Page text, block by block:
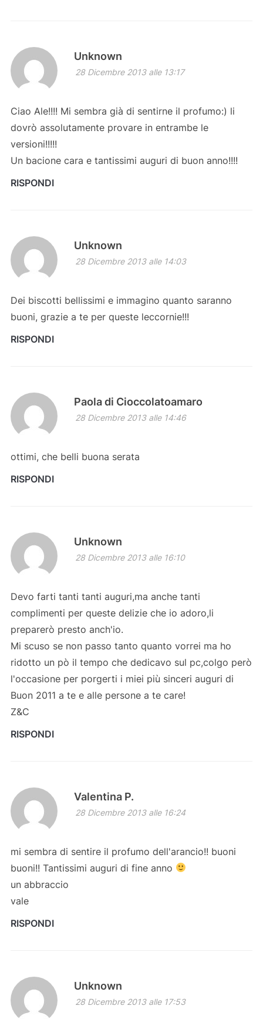
Unknown
28 Dicembre 2013 alle 13:17
Ciao Ale!!!! Mi sembra già di sentirne il profumo:) li
dovrò assolutamente provare in entrambe le
versioni!!!!!
Un bacione cara e tantissimi auguri di buon anno!!!!
RISPONDI
Unknown
28 Dicembre 2013 alle 14:03
Dei biscotti bellissimi e immagino quanto saranno
buoni, grazie a te per queste leccornie!!!
RISPONDI
Paola di Cioccolatoamaro
28 Dicembre 2013 alle 14:46
ottimi, che belli buona serata
RISPONDI
Unknown
28 Dicembre 2013 alle 16:10
Devo farti tanti tanti auguri,ma anche tanti
complimenti per queste delizie che io adoro,li
preparerò presto anch'io.
Mi scuso se non passo tanto quanto vorrei ma ho
ridotto un pò il tempo che dedicavo sul pc,colgo però
l'occasione per porgerti i miei più sinceri auguri di
Buon 2011 a te e alle persone a te care!
Z&C
RISPONDI
Valentina P.
28 Dicembre 2013 alle 16:24
mi sembra di sentire il profumo dell'arancio!! buoni
buoni!! Tantissimi auguri di fine anno
un abbraccio
vale
RISPONDI
Unknown
28 Dicembre 2013 alle 17:53